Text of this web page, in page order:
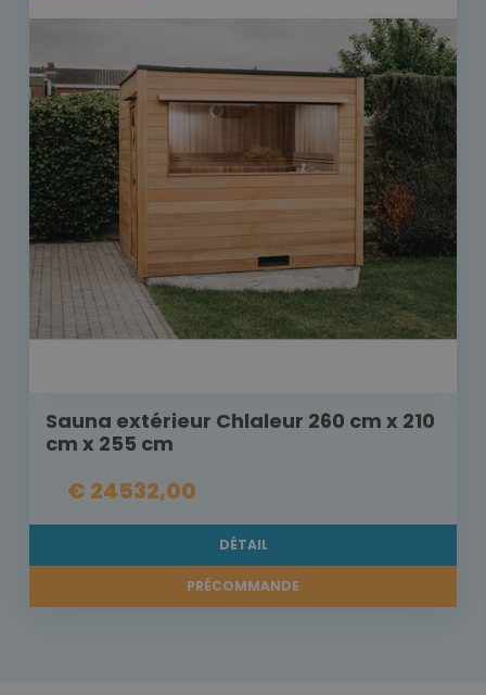
Sauna extérieur Chlaleur 260 cm x 210
cm x 255 cm
€ 24532,00
DÉTAIL
PRÉCOMMANDE